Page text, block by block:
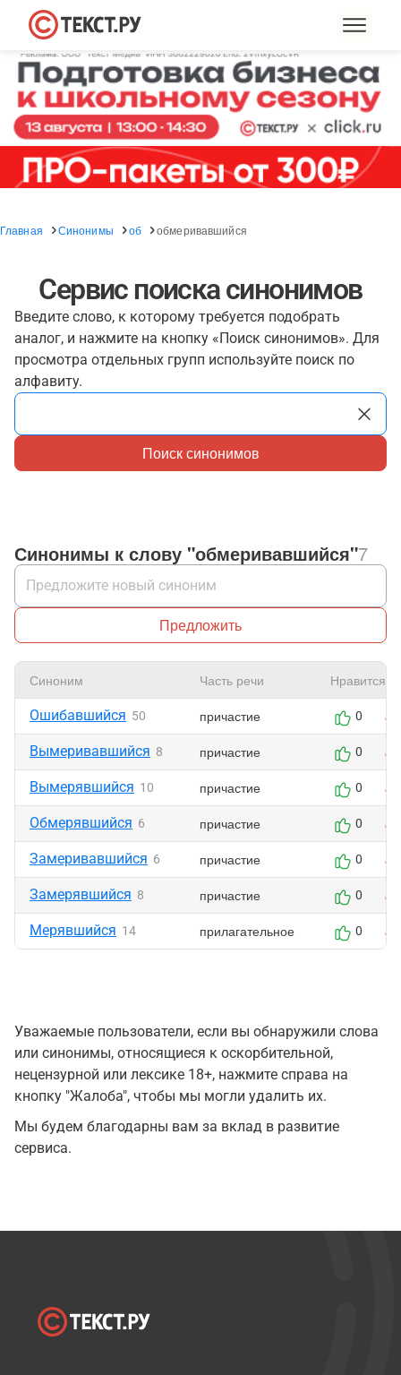
Главная Синонимы об обмеривавшийся
Сервис поиска синонимов
Введите слово, к которому требуется подобрать
аналог, и нажмите на кнопку «Поиск синонимов». Для
просмотра отдельных групп используйте поиск по
алфавиту.
Поиск синонимов
Синонимы к слову "обмеривавшийся"7
Предложить
Синоним Часть речи Нравится
Ошибавшийся 50 причастие 0
Вымеривавшийся 8 причастие 0
Вымерявшийся 10 причастие 0
Обмерявшийся 6 причастие 0
Замеривавшийся 6 причастие 0
Замерявшийся 8 причастие 0
Мерявшийся 14 прилагательное 0
Уважаемые пользователи, если вы обнаружили слова
или синонимы, относящиеся к оскорбительной,
нецензурной или лексике 18+, нажмите справа на
кнопку "Жалоба", чтобы мы могли удалить их.
Мы будем благодарны вам за вклад в развитие
сервиса.